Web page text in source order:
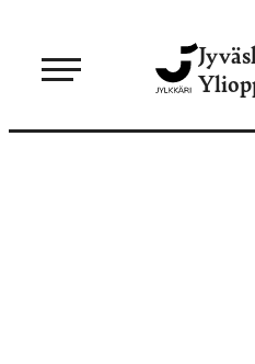
sisältöön